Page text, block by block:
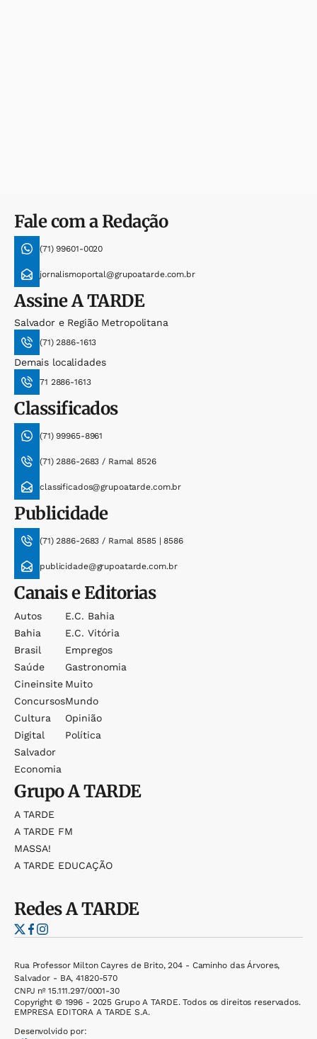
Fale com a Redação
(71) 99601-0020
jornalismoportal@grupoatarde.com.br
AssineA TARDE
Salvador e Região Metropolitana
(71) 2886-1613
Demais localidades
71 2886-1613
Classificados
(71) 99965-8961
(71) 2886-2683 / Ramal 8526
classificados@grupoatarde.com.br
Publicidade
(71) 2886-2683 / Ramal 8585 | 8586
publicidade@grupoatarde.com.br
Canais e Editorias
Autos
Bahia
Brasil
Saúde
Cineinsite
Concursos
Cultura
Digital
Salvador
Economia
E.c. Bahia
E.c. Vitória
Empregos
Gastronomia
Muito
Mundo
Opinião
Política
GrupoA TARDE
A TARDE
A TARDE FM
MASSA!
A TARDE EDUCAÇÃO
RedesA TARDE
Rua Professor Milton Cayres de Brito, 204 - Caminho das Árvores,
Salvador - BA, 41820-570
CNPJ nº 15.111.297/0001-30
Copyright © 1996 - 2025 Grupo A TARDE. Todos os direitos reservados.
EMPRESA EDITORA A TARDE S.A.
Desenvolvido por: